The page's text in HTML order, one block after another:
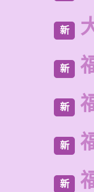
新
新
新
新
新